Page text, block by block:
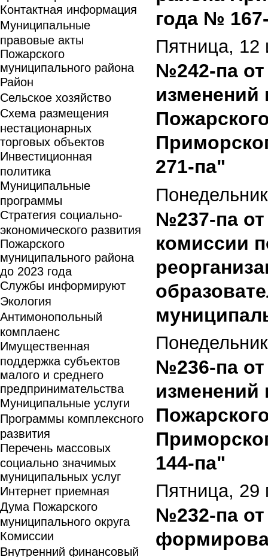
Контактная информация
Муниципальные
правовые акты
Пожарского
муниципального района
Район
Сельское хозяйство
Схема размещения
нестационарных
торговых объектов
Инвестиционная
политика
Муниципальные
программы
Стратегия социально-
экономического развития
Пожарского
муниципального района
до 2023 года
Службы информируют
Экология
Антимонопольный
комплаенс
Имущественная
поддержка субъектов
малого и среднего
предпринимательства
Муниципальные услуги
Программы комплексного
развития
Перечень массовых
социально значимых
муниципальных услуг
Интернет приемная
Дума Пожарского
муниципального округа
Комиссии
Внутренний финансовый
года №
Пятница, 12
№242-па от
изменений
271-па"
№237-па от
комиссии
№236-па от
изменений
144-па"
Пятница, 29
№232-па от